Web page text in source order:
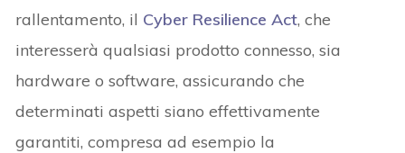
rallentamento, il Cyber Resilience Act, che
interesserà qualsiasi prodotto connesso, sia
hardware o software, assicurando che
determinati aspetti siano effettivamente
garantiti, compresa ad esempio la